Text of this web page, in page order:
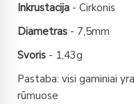
Inkrustacija - Cirkonis
Diametras - 7,5mm
Svoris - 1,43g
Pastaba: visi gaminiai
rūmuose